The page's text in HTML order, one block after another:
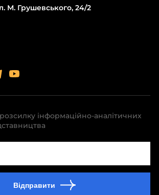
М. Грушевського, 24/2
інформаційно-аналітичних
Відправити